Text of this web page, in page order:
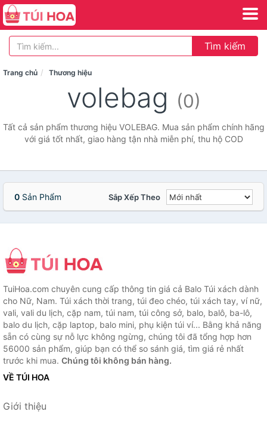
Tìm kiếm
Trang chủ Thương hiệu
volebag (0)
Tất cả sản phẩm thương hiệu VOLEBAG. Mua sản phẩm chính hãng
với giá tốt nhất, giao hàng tận nhà miễn phí, thu hộ COD
0 Sản Phẩm Sắp Xếp Theo
TuiHoa.com chuyên cung cấp thông tin giá cả Balo Túi xách dành
cho Nữ, Nam. Túi xách thời trang, túi đeo chéo, túi xách tay, ví nữ,
vali, vali du lịch, cặp nam, túi nam, túi công sở, balo, balô, ba-lô,
balo du lịch, cặp laptop, balo mini, phụ kiện túi ví... Bằng khả năng
sẵn có cùng sự nỗ lực không ngừng, chúng tôi đã tổng hợp hơn
56000 sản phẩm, giúp bạn có thể so sánh giá, tìm giá rẻ nhất
trước khi mua. Chúng tôi không bán hàng.
VỀ TÚI HOA
Giới thiệu